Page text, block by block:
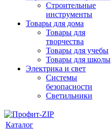
Строительные
инструменты
Товары для дома
Товары для
творчества
Товары для учебы
Товары для школы
Электрика и свет
Системы
безопасности
Светильники
Каталог